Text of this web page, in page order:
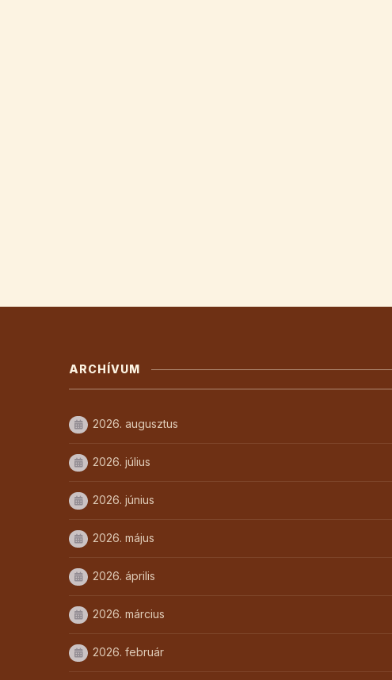
ARCHÍVUM
2026. augusztus
2026. július
2026. június
2026. május
2026. április
2026. március
2026. február